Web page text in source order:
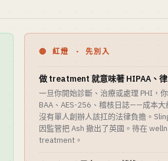
🔴 紅燈 · 先別入
做 treatment 就意味著 HIPAA、
一旦你開始診斷、治療或處理 PHI，你
BAA、AES-256、稽核日誌——成本
沒有單人創辦人該扛的法律負擔。
因監管把 Ash 撤出了英國。待在
treatment。